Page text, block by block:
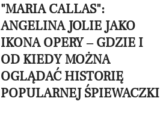
"MARIA CALLAS":
ANGELINA JOLIE JAKO
IKONA OPERY – GDZIE I
OD KIEDY MOŻNA
OGLĄDAĆ HISTORIĘ
POPULARNEJ ŚPIEWACZKI